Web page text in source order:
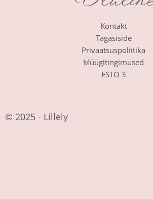
Kontakt
Tagasiside
Privaatsuspoliitika
Müügitingimused
ESTO 3
© 2025 - Lillely